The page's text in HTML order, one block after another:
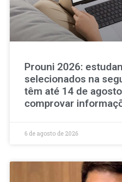
Prouni 2026:
selecionados na
têm até 14 de
comprovar
6 de agosto de 2026